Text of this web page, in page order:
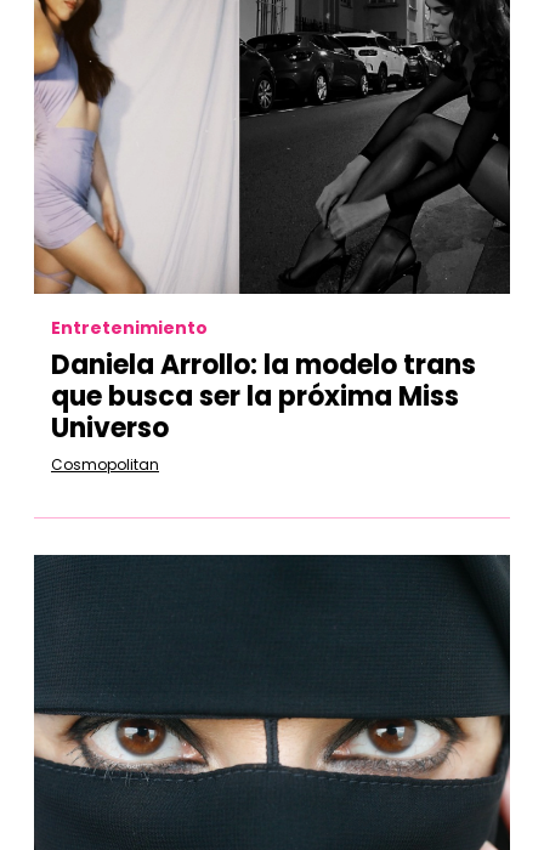
Entretenimiento
Daniela Arrollo: la modelo trans
que busca ser la próxima Miss
Universo
Cosmopolitan